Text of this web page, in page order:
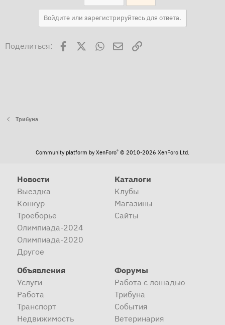
Войдите или зарегистрируйтесь для ответа.
Поделиться: Facebook WhatsAppЭлектронная почта
Ссылка
Трибуна
Community platform by XenForo® © 2010-2026 XenForo Ltd.
Новости
Выездка
Конкур
Троеборье
Олимпиада-2024
Олимпиада-2020
Другое
Каталоги
Клубы
Магазины
Сайты
Объявления
Услуги
Работа
Транспорт
Недвижимость
Форумы
Работа с лошадью
Трибуна
События
Ветеринария